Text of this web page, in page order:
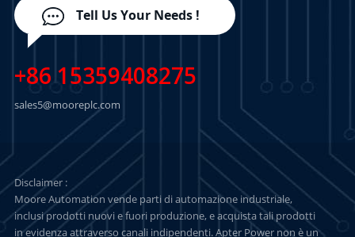
Tell Us Your Needs !
+86 15359408275
sales5@mooreplc.com
Disclaimer :
Moore Automation vende parti di automazione industriale,
inclusi prodotti nuovi e fuori produzione, e acquista tali prodotti
in evidenza attraverso canali indipendenti. Apter Power non è un